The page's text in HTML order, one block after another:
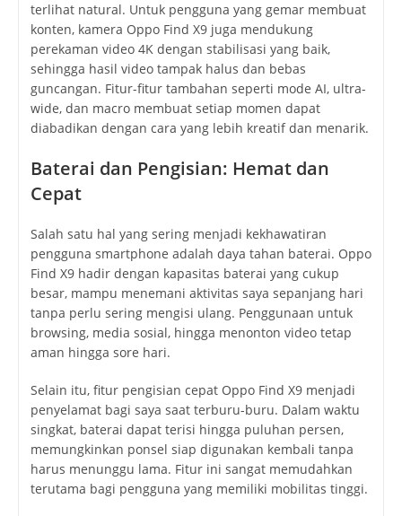
terlihat natural. Untuk pengguna yang gemar membuat
konten, kamera Oppo Find X9 juga mendukung
perekaman video 4K dengan stabilisasi yang baik,
sehingga hasil video tampak halus dan bebas
guncangan. Fitur-fitur tambahan seperti mode AI, ultra-
wide, dan macro membuat setiap momen dapat
diabadikan dengan cara yang lebih kreatif dan menarik.
Baterai dan Pengisian: Hemat dan
Cepat
Salah satu hal yang sering menjadi kekhawatiran
pengguna smartphone adalah daya tahan baterai. Oppo
Find X9 hadir dengan kapasitas baterai yang cukup
besar, mampu menemani aktivitas saya sepanjang hari
tanpa perlu sering mengisi ulang. Penggunaan untuk
browsing, media sosial, hingga menonton video tetap
aman hingga sore hari.
Selain itu, fitur pengisian cepat Oppo Find X9 menjadi
penyelamat bagi saya saat terburu-buru. Dalam waktu
singkat, baterai dapat terisi hingga puluhan persen,
memungkinkan ponsel siap digunakan kembali tanpa
harus menunggu lama. Fitur ini sangat memudahkan
terutama bagi pengguna yang memiliki mobilitas tinggi.